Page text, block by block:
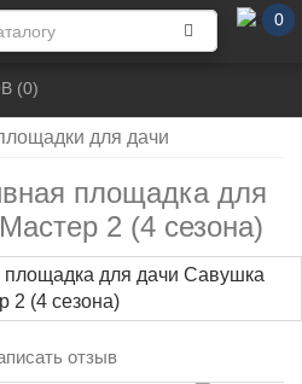
0
для дачи
площадка для
2 (4 сезона)
(0)
отзыв